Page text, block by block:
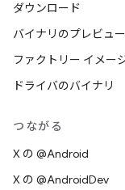
ダウンロード
バイナリのプレビュー
ファクトリー イメー
ドライバのバイナリ
つながる
X の @Android
X の @AndroidDev